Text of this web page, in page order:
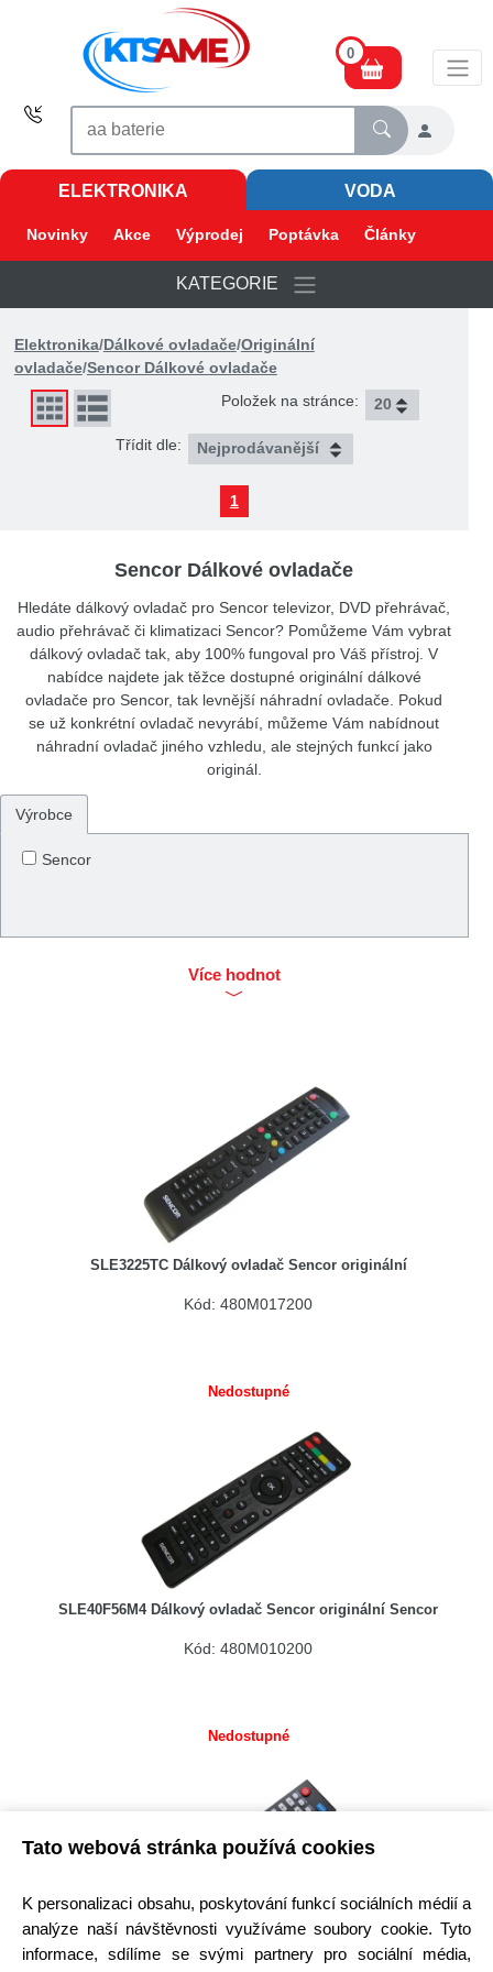
Tato webová stránka používá cookies
K personalizaci obsahu, poskytování funkcí sociálních médií a
analýze naší návštěvnosti využíváme soubory cookie. Tyto
informace, sdílíme se svými partnery pro sociální média,
0
ELEKTRONIKA VODA
Novinky Akce Výprodej Poptávka Články
KATEGORIE
Elektronika/Dálkové ovladače/Originální
ovladače/Sencor Dálkové ovladače
Položek na stránce:
Třídit dle:
1
Sencor Dálkové ovladače
Hledáte dálkový ovladač pro Sencor televizor, DVD přehrávač,
audio přehrávač či klimatizaci Sencor? Pomůžeme Vám vybrat
dálkový ovladač tak, aby 100% fungoval pro Váš přístroj. V
nabídce najdete jak těžce dostupné originální dálkové
ovladače pro Sencor, tak levnější náhradní ovladače. Pokud
se už konkrétní ovladač nevyrábí, můžeme Vám nabídnout
náhradní ovladač jiného vzhledu, ale stejných funkcí jako
originál.
Výrobce
Sencor
Více hodnot
SLE3225TC Dálkový ovladač Sencor originální
Kód: 480M017200
Nedostupné
SLE40F56M4 Dálkový ovladač Sencor originální Sencor
Kód: 480M010200
Nedostupné
SLE43F19TCS Dálkový ovladač Sencor originální